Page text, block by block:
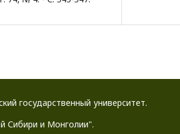
государственный университет.
Сибири и Монголии".